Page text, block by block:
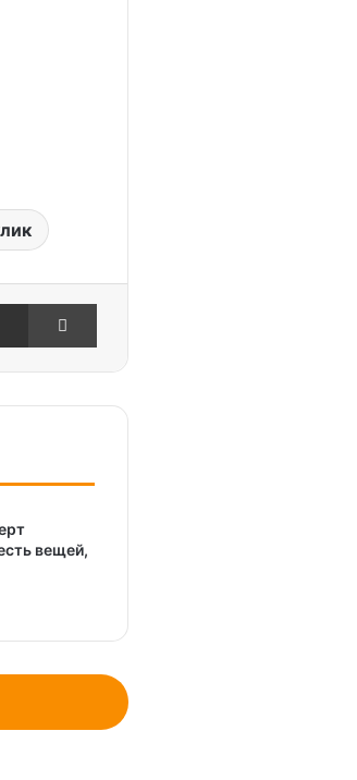
Поделиться через электронную почту Печатать
вещей,